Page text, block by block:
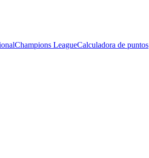
Champions LeagueCalculadora de puntos